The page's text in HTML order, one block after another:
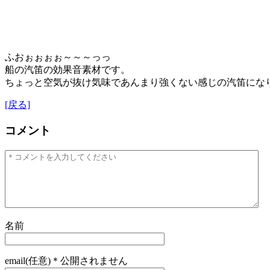
ふおぉぉぉぉ～～～っっ
船の汽笛の効果音素材です。
ちょっと空気が抜け気味であんまり強くない感じの汽笛にな
[戻る]
コメント
名前
email(任意)＊公開されません